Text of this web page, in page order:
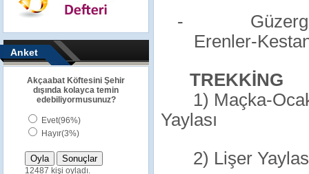
Anket
Akçaabat Köftesini Şehir
dışında kolayca temin
edebiliyormusunuz?
Evet(96%)
Hayır(3%)
12487 kişi oyladı.
-
Erenler-
TREKKİNG
1) Maçka-
Yaylası
2) Lişer